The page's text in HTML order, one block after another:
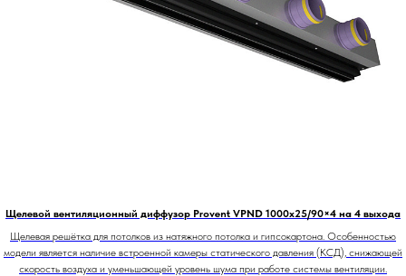
Щелевой вентиляционный диффузор Provent VPND 1000х25/90×4 на 4 выхода
Щелевая решётка для потолков из натяжного потолка и гипсокартона. Особенностью
модели является наличие встроенной камеры статического давления (КСД), снижающей
скорость воздуха и уменьшающей уровень шума при работе системы вентиляции.